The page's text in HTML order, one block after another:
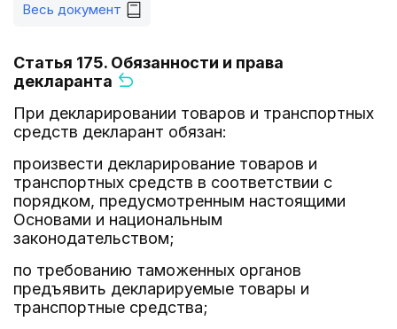
Весь документ
Статья 175. Обязанности и права
декларанта
При декларировании товаров и транспортных
средств декларант обязан:
произвести декларирование товаров и
транспортных средств в соответствии с
порядком, предусмотренным настоящими
Основами и национальным
законодательством;
по требованию таможенных органов
предъявить декларируемые товары и
транспортные средства;